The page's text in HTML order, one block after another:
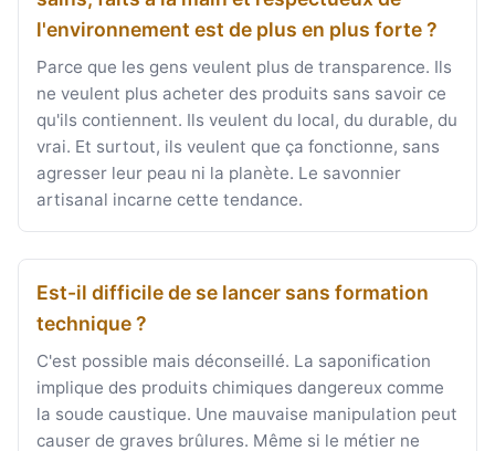
l'environnement est de plus en plus forte ?
Parce que les gens veulent plus de transparence. Ils
ne veulent plus acheter des produits sans savoir ce
qu'ils contiennent. Ils veulent du local, du durable, du
vrai. Et surtout, ils veulent que ça fonctionne, sans
agresser leur peau ni la planète. Le savonnier
artisanal incarne cette tendance.
Est-il difficile de se lancer sans formation
technique ?
C'est possible mais déconseillé. La saponification
implique des produits chimiques dangereux comme
la soude caustique. Une mauvaise manipulation peut
causer de graves brûlures. Même si le métier ne